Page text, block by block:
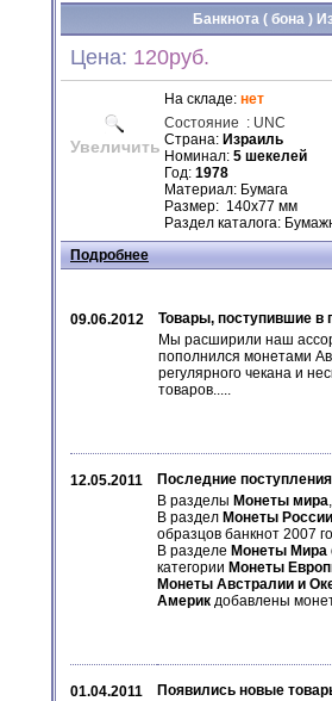
Банкнота ( бона )
Цена: 120руб.
Увеличить
На складе: нет
Состояние : UNC
Страна: Израиль
Номинал: 5 шекелей
Год: 1978
Материал: Бумага
Размер: 140х77 мм
Раздел каталога:
Подробнее
09.06.2012
Товары, поступившие
Мы расширили наш
пополнился монетами
регулярного чекана и
товаров.....
12.05.2011
Последние
В разделы Монеты мира,
В раздел Монеты
образцов банкнот 2007
В разделе Монеты Мира
категории Монеты
Монеты Австралии и
Америк добавлены
01.04.2011
Появились новые